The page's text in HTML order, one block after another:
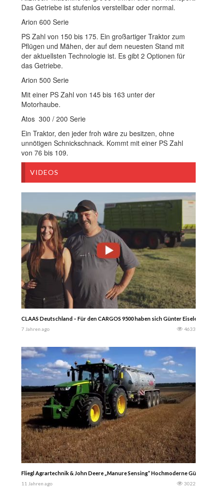
Das Getriebe ist stufenlos verstellbar oder normal.
Arion 600 Serie
PS Zahl von 150 bis 175. Ein großartiger Traktor zum
Pflügen und Mähen, der auf dem neuesten Stand mit
der aktuellsten Technologie ist. Es gibt 2 Optionen für
das Getriebe.
Arion 500 Serie
Mit einer PS Zahl von 145 bis 163 unter der
Motorhaube.
Atos 300 / 200 Serie
Ein Traktor, den jeder froh wäre zu besitzen, ohne
unnötigen Schnickschnack. Kommt mit einer PS Zahl
von 76 bis 109.
VIDEOS
CLAAS Deutschland – Für den CARGOS 9500 haben sich Günter Eisele und
7 Jahren ago 4633
Fliegl Agrartechnik & John Deere „Manure Sensing“ Hochmoderne
11 Jahren ago 3022